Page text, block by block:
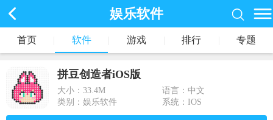
娱乐软件
首页 软件 游戏 排行 专题
拼豆创造者iOS版
大小： 33.4M
语言：中文
类别：娱乐软件
系统：IOS